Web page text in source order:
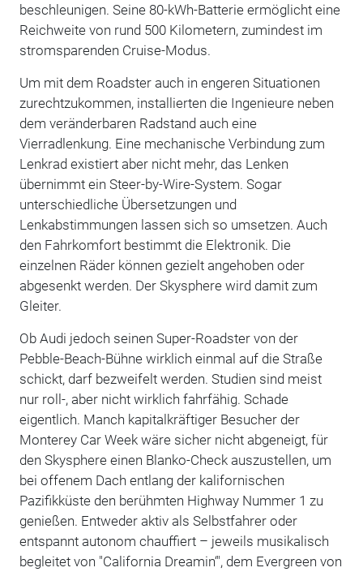
beschleunigen. Seine 80-kWh-Batterie ermöglicht eine
Reichweite von rund 500 Kilometern, zumindest im
stromsparenden Cruise-Modus.
Um mit dem Roadster auch in engeren Situationen
zurechtzukommen, installierten die Ingenieure neben
dem veränderbaren Radstand auch eine
Vierradlenkung. Eine mechanische Verbindung zum
Lenkrad existiert aber nicht mehr, das Lenken
übernimmt ein Steer-by-Wire-System. Sogar
unterschiedliche Übersetzungen und
Lenkabstimmungen lassen sich so umsetzen. Auch
den Fahrkomfort bestimmt die Elektronik. Die
einzelnen Räder können gezielt angehoben oder
abgesenkt werden. Der Skysphere wird damit zum
Gleiter.
Ob Audi jedoch seinen Super-Roadster von der
Pebble-Beach-Bühne wirklich einmal auf die Straße
schickt, darf bezweifelt werden. Studien sind meist
nur roll-, aber nicht wirklich fahrfähig. Schade
eigentlich. Manch kapitalkräftiger Besucher der
Monterey Car Week wäre sicher nicht abgeneigt, für
den Skysphere einen Blanko-Check auszustellen, um
bei offenem Dach entlang der kalifornischen
Pazifikküste den berühmten Highway Nummer 1 zu
genießen. Entweder aktiv als Selbstfahrer oder
entspannt autonom chauffiert – jeweils musikalisch
begleitet von "California Dreamin‘", dem Evergreen von